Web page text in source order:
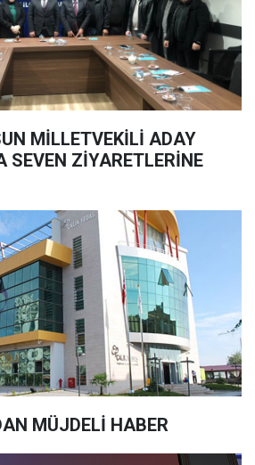
MİLLETVEKİLİ ADAY
SEVEN ZİYARETLERİNE
MÜJDELİ HABER